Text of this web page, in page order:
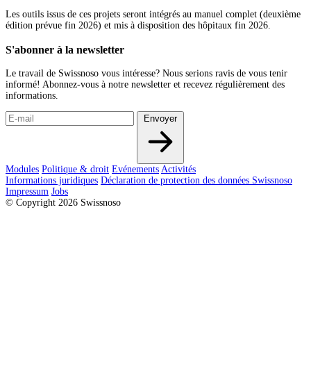
Les outils issus de ces projets seront intégrés au manuel complet (deuxième
édition prévue fin 2026) et mis à disposition des hôpitaux fin 2026.
S'abonner à la newsletter
Le travail de Swissnoso vous intéresse? Nous serions ravis de vous tenir
informé! Abonnez-vous à notre newsletter et recevez régulièrement des
informations.
Envoyer
Modules Politique & droit Evénements Activités
Informations juridiques Déclaration de protection des données Swissnoso
Impressum Jobs
© Copyright 2026 Swissnoso